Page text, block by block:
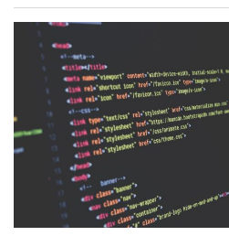
данных. Для работы с
есть целый ряд
в руках интернет-
которые умеют работать с
используя тот или иной язык